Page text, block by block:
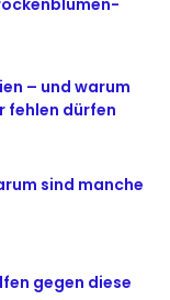
– und warum
fehlen dürfen
sind manche
gegen diese